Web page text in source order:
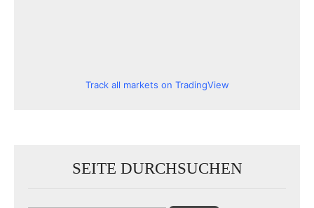
Track all markets on TradingView
SEITE DURCHSUCHEN